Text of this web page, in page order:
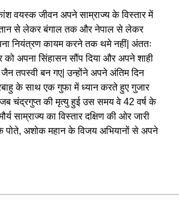
वयस्क जीवन अपने साम्राज्य के विस्तार में
से लेकर बंगाल तक और नेपाल से लेकर
नियंत्रण कायम करने तक थमे नहीं| अंततः
को अपना सिंहासन सौंप दिया और अपने शाही
तपस्वी बन गए| उन्होंने अपने अंतिम दिन
के साथ एक गुफा में ध्यान करते हुए गुजार
जब चंद्रगुप्त की मृत्यु हुई उस समय वे 42 वर्ष के
साम्राज्य का विस्तार दक्षिण की ओर जारी
पोते, अशोक महान के विजय अभियानों से अपने